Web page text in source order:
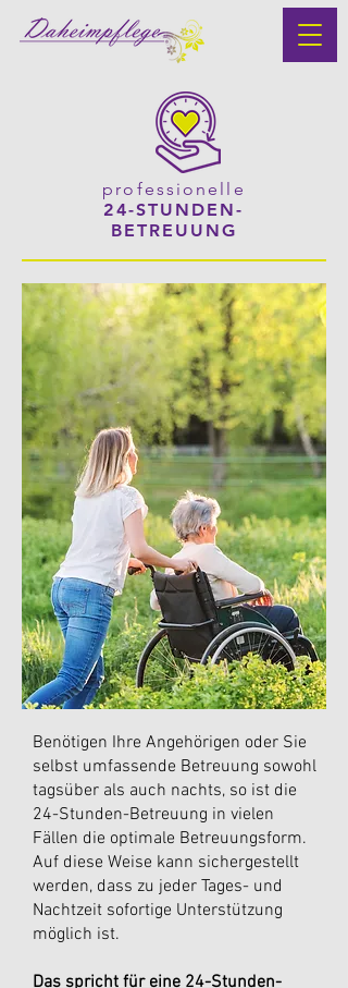
professionelle
24-STUNDEN-
BETREUUNG
Benötigen Ihre Angehörigen oder Sie
selbst umfassende Betreuung sowohl
tagsüber als auch nachts, so ist die
24-Stunden-Betreuung in vielen
Fällen die optimale Betreuungsform.
Auf diese Weise kann sichergestellt
werden, dass zu jeder Tages- und
Nachtzeit sofortige Unterstützung
möglich ist.
Das spricht für eine 24-Stunden-